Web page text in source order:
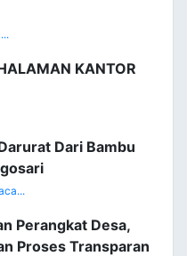
KANTOR
Dari Bambu
Perangkat Desa,
Proses Transparan